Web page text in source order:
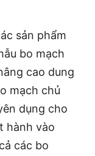
sản phẩm
bo mạch
cao dung
mạch chủ
dụng cho
hành vào
các bo